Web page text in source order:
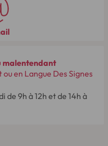
malentendant
en Langue Des Signes
de 9h à 12h et de 14h à